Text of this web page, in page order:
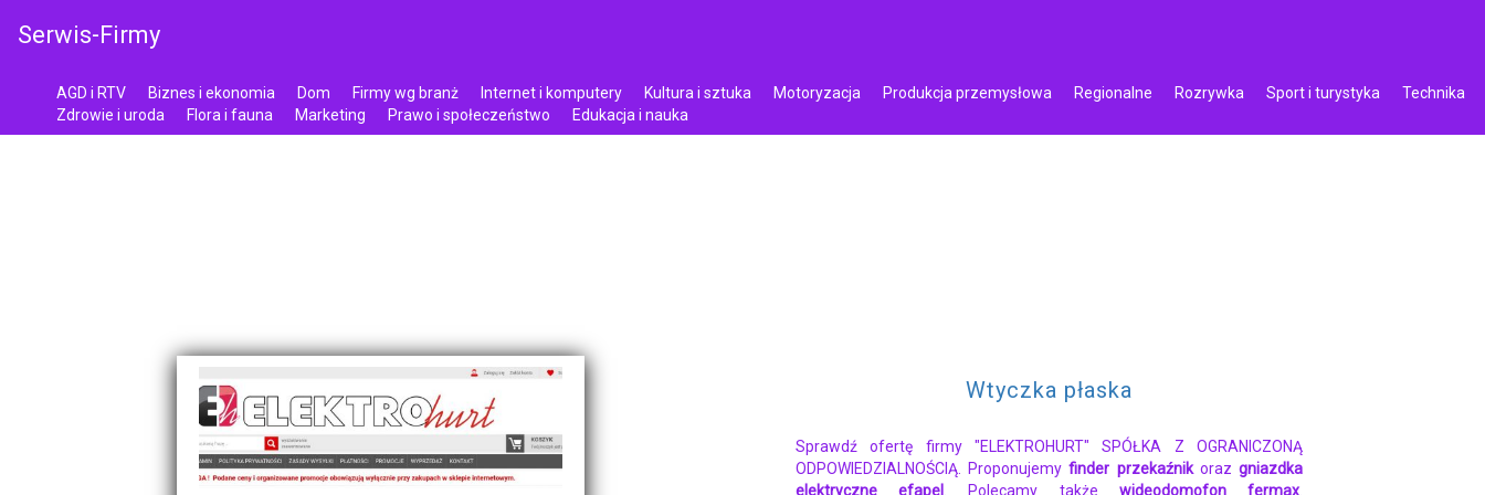
Serwis-Firmy
AGD i RTV Biznes i ekonomia Dom Firmy wg branż Internet i komputery Kultura i sztuka Motoryzacja Produkcja przemysłowa Regionalne Rozrywka Sport i turystyka
Technika
Zdrowie i uroda
Flora i fauna Marketing Prawo i społeczeństwo Edukacja i nauka
Wtyczka płaska
Sprawdź ofertę firmy "ELEKTROHURT" SPÓŁKA Z OGRANICZONĄ
ODPOWIEDZIALNOŚCIĄ. Proponujemyfinder przekaźnikorazgniazdka
elektryczne efapel
. Polecamy także wideodomofon fermax